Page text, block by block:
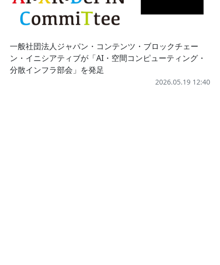
一般社団法人ジャパン・コンテンツ・ブロックチェー
ン・イニシアティブが「AI・空間コンピューティング・
分散インフラ部会」を発足
2026.05.19 12:40